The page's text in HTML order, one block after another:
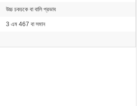
উচ্চ চকচকে বা বালি প্রভাব
3 এম 467 বা সমান